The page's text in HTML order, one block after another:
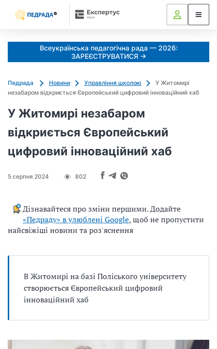
Всеукраїнська педагогічна рада — 2026:
ЗАРЕЄСТРУВАТИСЯ →
Педрада Новини Управління школою
У Житомирі
незабаром відкриється Європейський цифровий інноваційний хаб
У Житомирі незабаром
відкриється Європейський
цифровий інноваційний хаб
5 серпня 2024 802
Дізнавайтеся про зміни першими. Додайте
«Педраду» в улюблені Google, щоб не пропустити
найсвіжіші новини та роз'яснення
В Житомирі на базі Поліського університету
створюється Європейський цифровий
інноваційний хаб